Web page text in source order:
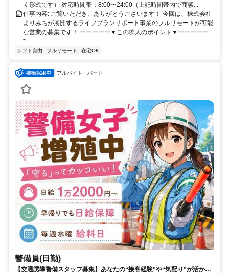
く形式です） 対応時間帯：8:00〜24:00（上記時間帯内で商談...
仕事内容: ご覧いただき、ありがとうございます！ 今回は、株式会社
よりみちが展開するライフプランサポート事業のフルリモートが可能
な営業の募集です！ ーーーーー▼この求人のポイント▼ーーーーー
*...
シフト自由 フルリモート 在宅OK
アルバイト・パート
警備員(日勤)
【交通誘導警備スタッフ募集】あなたの“接客経験”や“気配り”が活かせ